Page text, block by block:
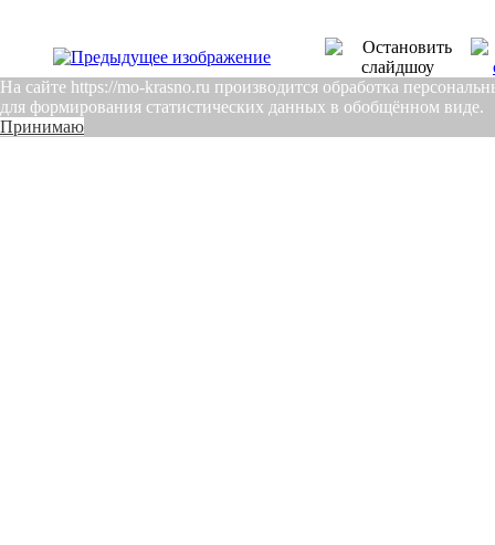
На сайте https://mo-krasno.ru производится обработка
для формирования статистических данных в обобщённом виде.
Принимаю